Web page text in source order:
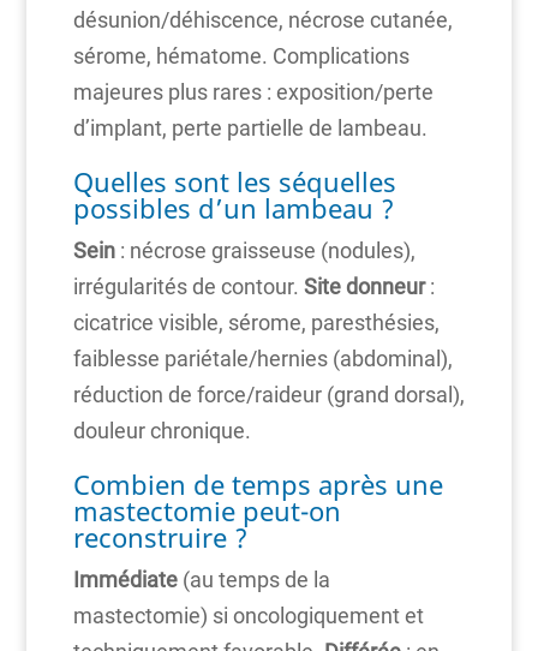
désunion/déhiscence, nécrose cutanée,
sérome, hématome. Complications
majeures plus rares : exposition/perte
d’implant, perte partielle de lambeau.
Quelles sont les séquelles
possibles d’un lambeau ?
Sein: nécrose graisseuse (nodules),
irrégularités de contour. Site donneur:
cicatrice visible, sérome, paresthésies,
faiblesse pariétale/hernies (abdominal),
réduction de force/raideur (grand dorsal),
douleur chronique.
Combien de temps après une
mastectomie peut-on
reconstruire ?
Immédiate(au temps de la
mastectomie) si oncologiquement et